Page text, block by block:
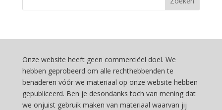
Onze website heeft geen commerciëel doel. We
hebben geprobeerd om alle rechthebbenden te
benaderen vóór we materiaal op onze website hebben
gepubliceerd. Ben je desondanks toch van mening dat
we onjuist gebruik maken van materiaal waarvan jij